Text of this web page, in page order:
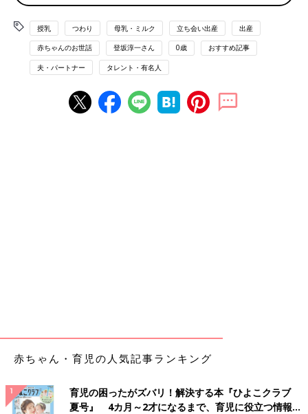
育ての一例として私の子育てのありのままをつづりますので、気
楽に読んでいただければ幸いです。
コロナ禍の妊娠と出産
妊娠から出産までの期間で妻の体調がよく、食欲もあったのはわ
ずか２カ月だけでした。
立ち会い出産 の条件でした。娘が生まれたのは、東京に３回目の
られ、感無量でした。
授乳 つわり 母乳・ミルク 立ち会い出産 出産
赤ちゃんのお世話 登坂淳一さん 0歳 おすすめ記事
夫・パートナー タレント・有名人
赤ちゃん・育児の人気記事ランキング
育児の困ったがズバリ！解決する本『ひよこクラブ
夏号』 4カ月～2才になるまで、育児に役立つ情報が